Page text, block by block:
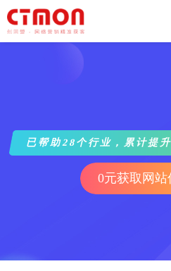
已帮助28个行业，累计提
0元获取网站